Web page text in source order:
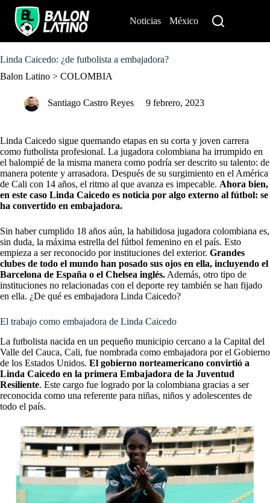
o
o
Noticias México
Linda Caicedo: ¿de futbolista a embajadora?
Balon Latino > COLOMBIA
Santiago Castro Reyes 9 febrero, 2023
Linda Caicedo sigue quemando etapas en su corta y joven carrera
como futbolista profesional. La jugadora colombiana ha irrumpido en
el balompié de la misma manera como podría ser descrito su talento: de
manera potente y arrasadora. Después de su surgimiento en el América
de Cali con 14 años, el ritmo al que avanza es impecable. Ahora bien,
en este caso Linda Caicedo es noticia por algo externo al fútbol: se
ha convertido en embajadora.
Sin haber cumplido 18 años aún, la habilidosa jugadora colombiana es,
sin duda, la máxima estrella del fútbol femenino en el país. Esto
empieza a ser reconocido por instituciones del exterior. Grandes
clubes de todo el mundo han posado sus ojos en ella, incluyendo el
Barcelona de España o el Chelsea inglés. Además, otro tipo de
instituciones no relacionadas con el deporte rey también se han fijado
en ella. ¿De qué es embajadora Linda Caicedo?
El trabajo como embajadora de Linda Caicedo
La futbolista nacida en un pequeño municipio cercano a la Capital del
Valle del Cauca, Cali, fue nombrada como embajadora por el Gobierno
de los Estados Unidos. El gobierno norteamericano convirtió a
Linda Caicedo en la primera Embajadora de la Juventud
Resiliente. Este cargo fue logrado por la colombiana gracias a ser
reconocida como una referente para niñas, niños y adolescentes de
todo el país.